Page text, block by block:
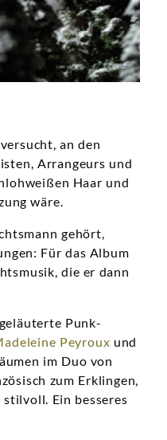
an den
Arrangeurs und
Haar und
wäre.
gehört,
Für das Album
die er dann
Punk-
Peyroux und
im Duo von
zum Erklingen,
Ein besseres